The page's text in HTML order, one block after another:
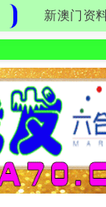
新澳门资